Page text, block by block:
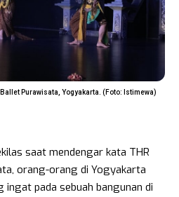
Purawisata, Yogyakarta. (Foto: Istimewa)
saat mendengar kata THR
orang-orang di Yogyakarta
ingat pada sebuah bangunan di